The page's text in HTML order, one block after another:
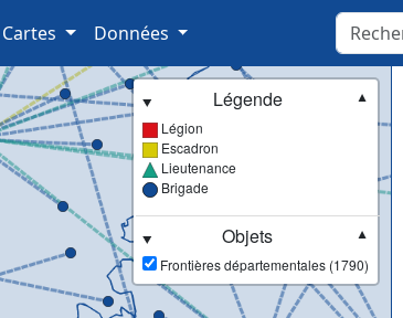
Cartes Données
Légende
▼
Légion
Escadron
Lieutenance
Brigade
Objets
▼
Frontières départementales (1790)